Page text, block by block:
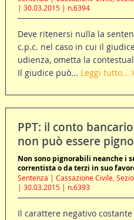
| 30.03.2015 | n.6394
Deve ritenersi nulla la
c.p.c. nel caso in cui il
udienza, ometta la
Il giudice può... Leggi tutto...
PPT: il conto
non può essere
Non sono pignorabili neanche i
correntista o da terzi in suo
Sentenza | Cassazione Civile,
| 30.03.2015 | n.6393
Il carattere negativo